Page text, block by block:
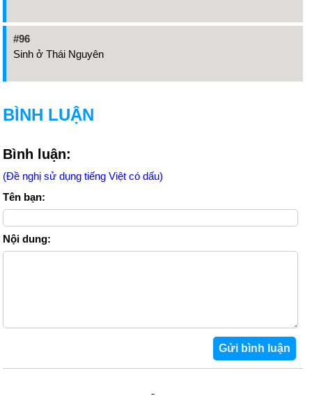
#96
Sinh ở Thái Nguyên
BÌNH LUẬN
Bình luận:
(Đề nghị sử dụng tiếng Việt có dấu)
Tên bạn:
Nội dung: